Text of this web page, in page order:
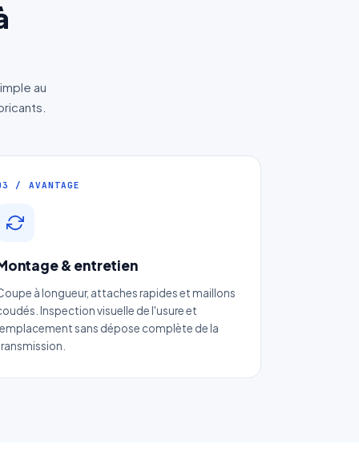
au
/ AVANTAGE
& entretien
à longueur, attaches rapides et maillons
Inspection visuelle de l'usure et
sans dépose complète de la